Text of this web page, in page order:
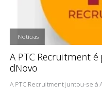
Notícias
A PTC Recruitment
dNovo
A PTC Recruitment juntou-se à